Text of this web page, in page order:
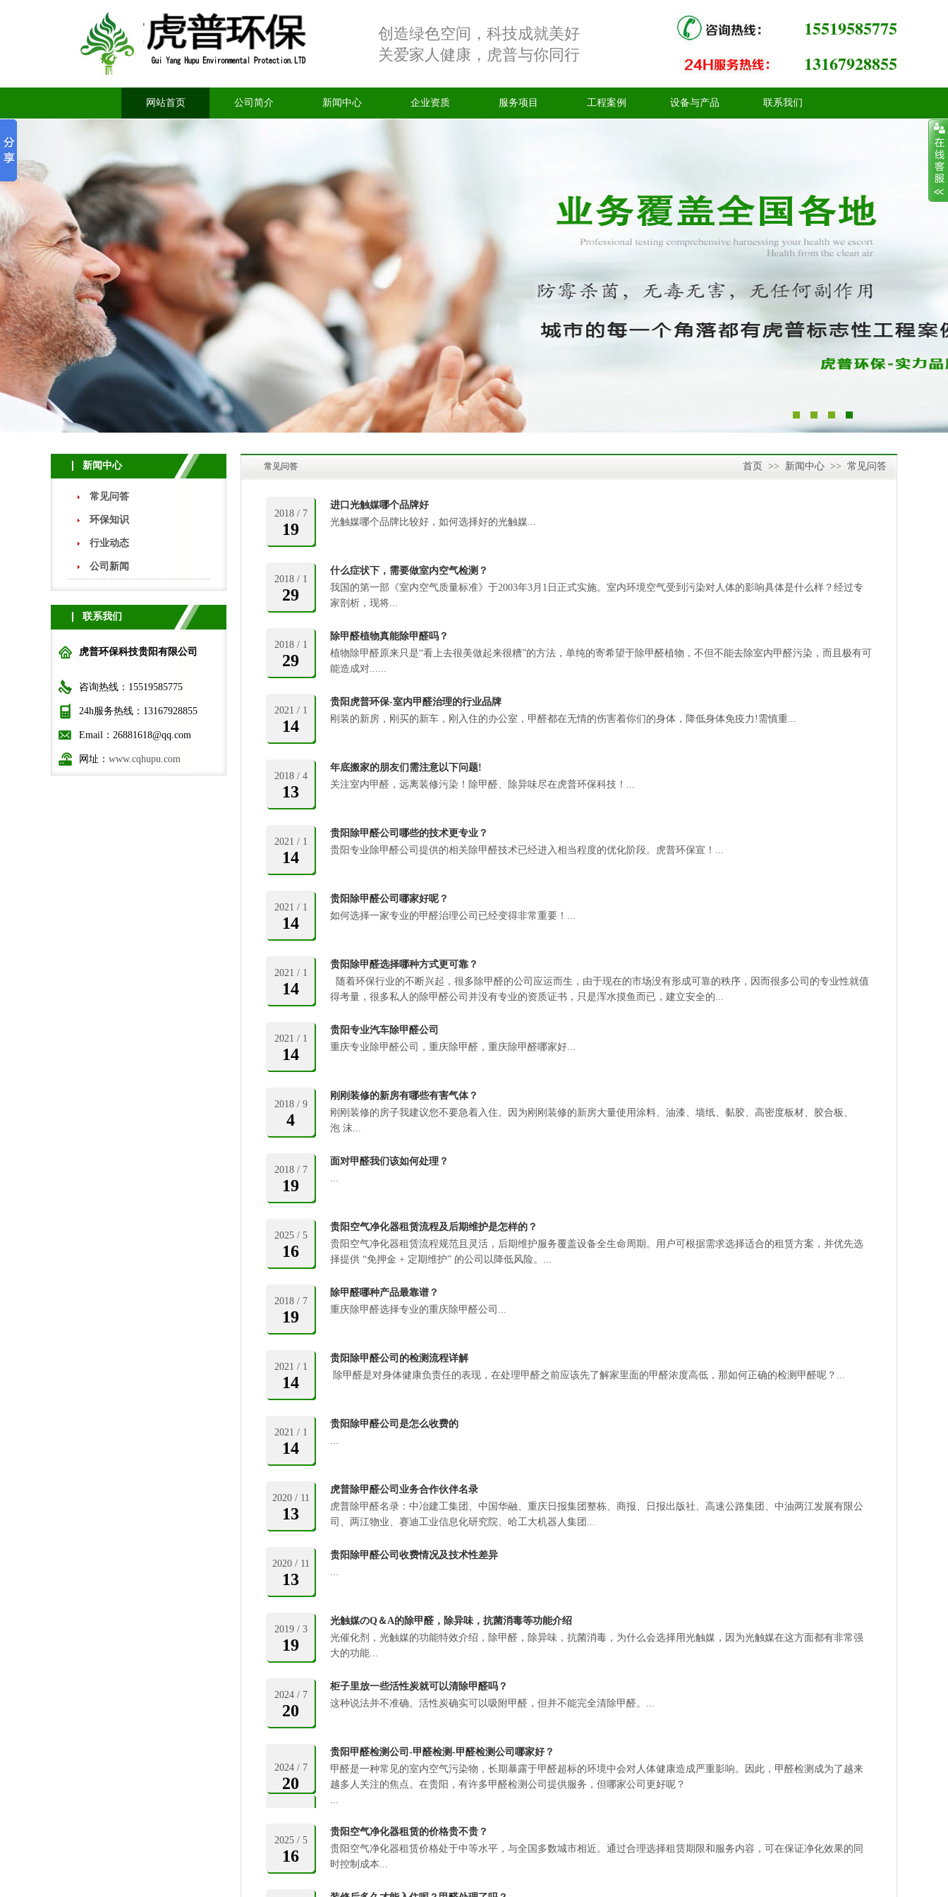
创造绿色空间，科技成就美好
关爱家人健康，虎普与你同行
15519585775
13167928855
网站首页 公司简介 新闻中心 企业资质 服务项目 工程案例 设备与产品 联系我们
新闻中心
常见问答
环保知识
行业动态
公司新闻
联系我们
虎普环保科技贵阳有限公司
咨询热线：15519585775
24h服务热线：13167928855
Email：26881618@qq.com
网址： www.cqhupu.com
常见问答 首页 >> 新闻中心 >> 常见问答
2018 / 7
19
进口光触媒哪个品牌好
光触媒哪个品牌比较好，如何选择好的光触媒...
2018 / 1
29
什么症状下，需要做室内空气检测？
我国的第一部《室内空气质量标准》于2003年3月1日正式实施。室内环境空气受到污染对人体的影响具体是什么样？经过专
家剖析，现将...
2018 / 1
29
除甲醛植物真能除甲醛吗？
植物除甲醛原来只是“看上去很美做起来很糟”的方法，单纯的寄希望于除甲醛植物，不但不能去除室内甲醛污染，而且极有可
能造成对......
2021 / 1
14
贵阳虎普环保-室内甲醛治理的行业品牌
刚装的新房，刚买的新车，刚入住的办公室，甲醛都在无情的伤害着你们的身体，降低身体免疫力!需慎重...
2018 / 4
13
年底搬家的朋友们需注意以下问题!
关注室内甲醛，远离装修污染！除甲醛、除异味尽在虎普环保科技！...
2021 / 1
14
贵阳除甲醛公司哪些的技术更专业？
贵阳专业除甲醛公司提供的相关除甲醛技术已经进入相当程度的优化阶段。虎普环保宣！...
2021 / 1
14
贵阳除甲醛公司哪家好呢？
如何选择一家专业的甲醛治理公司已经变得非常重要！...
2021 / 1
14
贵阳除甲醛选择哪种方式更可靠？
随着环保行业的不断兴起，很多除甲醛的公司应运而生，由于现在的市场没有形成可靠的秩序，因而很多公司的专业性就值
得考量，很多私人的除甲醛公司并没有专业的资质证书，只是浑水摸鱼而已，建立安全的...
2021 / 1
14
贵阳专业汽车除甲醛公司
重庆专业除甲醛公司，重庆除甲醛，重庆除甲醛哪家好...
2018 / 9
4
刚刚装修的新房有哪些有害气体？
刚刚装修的房子我建议您不要急着入住。因为刚刚装修的新房大量使用涂料、油漆、墙纸、黏胶、高密度板材、胶合板、
泡 沫...
2018 / 7
19
面对甲醛我们该如何处理？
...
2025 / 5
16
贵阳空气净化器租赁流程及后期维护是怎样的？
贵阳空气净化器租赁流程规范且灵活，后期维护服务覆盖设备全生命周期。用户可根据需求选择适合的租赁方案，并优先选
择提供 “免押金 + 定期维护” 的公司以降低风险。...
2018 / 7
19
除甲醛哪种产品最靠谱？
重庆除甲醛选择专业的重庆除甲醛公司...
2021 / 1
14
贵阳除甲醛公司的检测流程详解
除甲醛是对身体健康负责任的表现，在处理甲醛之前应该先了解家里面的甲醛浓度高低，那如何正确的检测甲醛呢？...
2021 / 1
14
贵阳除甲醛公司是怎么收费的
...
2020 / 11
13
虎普除甲醛公司业务合作伙伴名录
虎普除甲醛名录：中冶建工集团、中国华融、重庆日报集团整栋、商报、日报出版社、高速公路集团、中油两江发展有限公
司、两江物业、赛迪工业信息化研究院、哈工大机器人集团...
2020 / 11
13
贵阳除甲醛公司收费情况及技术性差异
...
2019 / 3
19
光触媒のQ＆A的除甲醛，除异味，抗菌消毒等功能介绍
光催化剂，光触媒的功能特效介绍，除甲醛，除异味，抗菌消毒，为什么会选择用光触媒，因为光触媒在这方面都有非常强
大的功能...
2024 / 7
20
柜子里放一些活性炭就可以清除甲醛吗？
这种说法并不准确。活性炭确实可以吸附甲醛，但并不能完全清除甲醛。...
2024 / 7
20
贵阳甲醛检测公司-甲醛检测-甲醛检测公司哪家好？
甲醛是一种常见的室内空气污染物，长期暴露于甲醛超标的环境中会对人体健康造成严重影响。因此，甲醛检测成为了越来
越多人关注的焦点。在贵阳，有许多甲醛检测公司提供服务，但哪家公司更好呢？
...
2025 / 5
16
贵阳空气净化器租赁的价格贵不贵？
贵阳空气净化器租赁价格处于中等水平，与全国多数城市相近。通过合理选择租赁期限和服务内容，可在保证净化效果的同
时控制成本...